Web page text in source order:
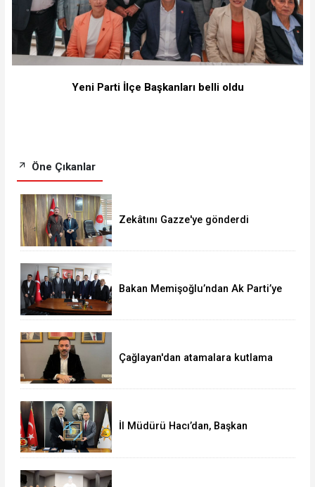
Yeni Parti İlçe Başkanları belli oldu
Öne Çıkanlar
Zekâtını Gazze'ye gönderdi
Bakan Memişoğlu’ndan Ak Parti’ye
Çağlayan'dan atamalara kutlama
İl Müdürü Hacı’dan, Başkan